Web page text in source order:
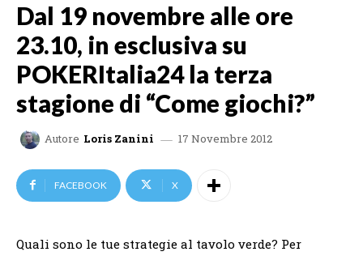
Dal 19 novembre alle ore
23.10, in esclusiva su
POKERItalia24 la terza
stagione di “Come giochi?”
Autore Loris Zanini 17 Novembre 2012
FACEBOOK X
Quali sono le tue strategie al tavolo verde? Per